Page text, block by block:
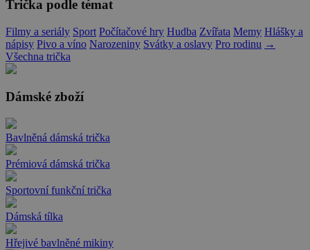
Trička podle témat
Filmy a seriály Sport Počítačové hry Hudba Zvířata Memy Hlášky a
nápisy Pivo a víno Narozeniny Svátky a oslavy Pro rodinu →
Všechna trička
Dámské zboží
Bavlněná dámská trička
Prémiová dámská trička
Sportovní funkční trička
Dámská tílka
Hřejivé bavlněné mikiny